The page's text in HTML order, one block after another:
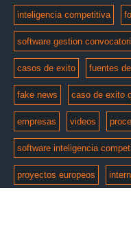
inteligencia competitiva
software gestion
casos de exito fuentes
fake news caso de exito
empresas videos
software inteligencia
proyectos europeos